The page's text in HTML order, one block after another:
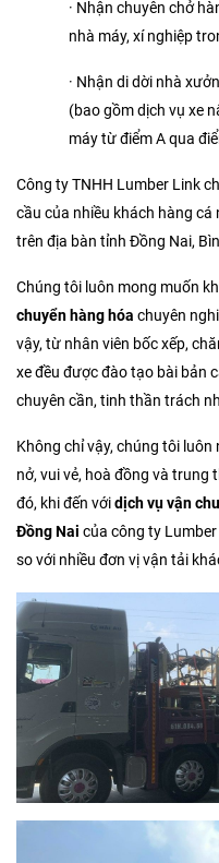
· Nhận chuyên chở
nhà máy, xí nghiệp
· Nhận di dời nhà
(bao gồm dịch vụ xe
máy từ điểm A qua
Công ty TNHH Lumber Link
cầu của nhiều khách hàng cá
trên địa bàn tỉnh Đồng Nai,
Chúng tôi luôn mong muốn
chuyển hàng hóa chuyên
vậy, từ nhân viên bốc xếp,
xe đều được đào tạo bài bản
chuyên cần, tinh thần trách
Không chỉ vậy, chúng tôi
nở, vui vẻ, hoà đồng và trung
đó, khi đến vớidịch vụ vận
Đồng Nai của công ty
so với nhiều đơn vị vận tải